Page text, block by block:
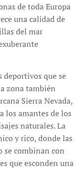
de toda Europa
una calidad de
del mar
deportivos que se
zona también
Sierra Nevada,
los amantes de los
naturales. La
y rico, donde las
se combinan con
que esconden una